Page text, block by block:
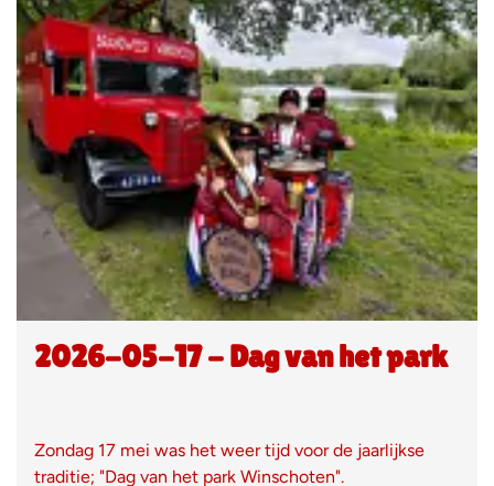
2026-05-17 - Dag van het park
Zondag 17 mei was het weer tijd voor de jaarlijkse
traditie; "Dag van het park Winschoten".